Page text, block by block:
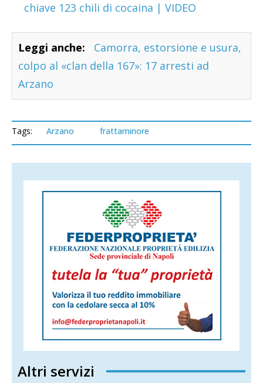
chiave 123 chili di cocaina | VIDEO
Leggi anche:
Camorra, estorsione e usura,
colpo al «clan della 167»: 17 arresti ad
Arzano
Tags: Arzano frattaminore
Altri servizi